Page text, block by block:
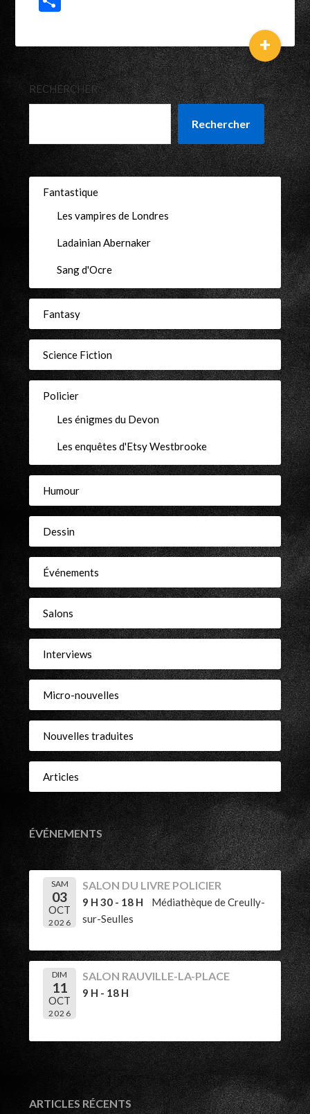
+
RECHERCHER
Rechercher
Fantastique
Les vampires de Londres
Ladainian Abernaker
Sang d'Ocre
Fantasy
Science Fiction
Policier
Les énigmes du Devon
Les enquêtes d'Etsy Westbrooke
Humour
Dessin
Événements
Salons
Interviews
Micro-nouvelles
Nouvelles traduites
Articles
ÉVÉNEMENTS
SAM
03
OCT
2026
SALON DU LIVRE POLICIER
9 H 30 - 18 H
Médiathèque de Creully-
sur-Seulles
DIM
11
OCT
2026
SALON RAUVILLE-LA-PLACE
9 H - 18 H
ARTICLES RÉCENTS